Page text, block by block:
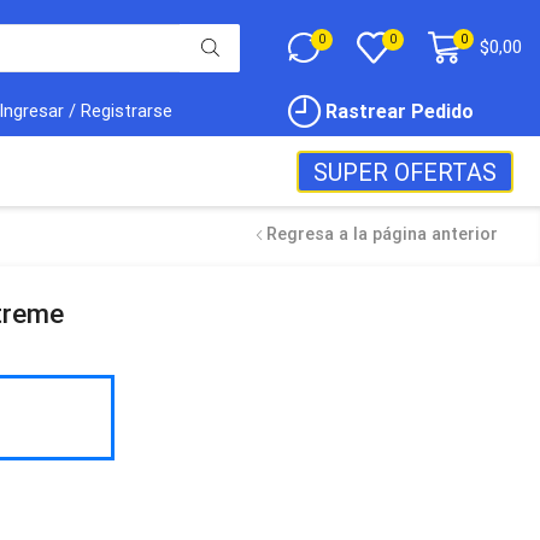
0 0 0 $0,00
Ingresar / Registrarse Rastrear Pedido
SUPER OFERTAS
Regresa a la página anterior